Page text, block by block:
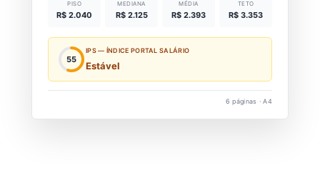
PISO
R$ 2.040
MEDIANA
R$ 2.125
MÉDIA
R$ 2.393
TETO
R$ 3.353
55
IPS — ÍNDICE PORTAL SALÁRIO
Estável
6 páginas · A4